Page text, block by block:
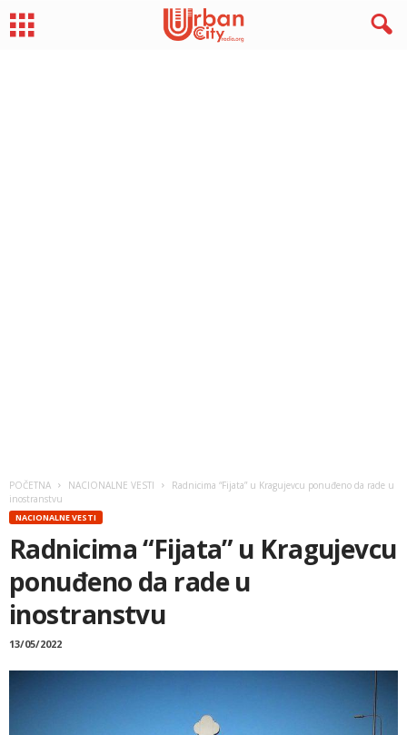
POČETNA NACIONALNE VESTI
Radnicima “Fijata” u Kragujevcu ponuđeno da rade u
inostranstvu
NACIONALNE VESTI
Radnicima “Fijata” u Kragujevcu
ponuđeno da rade u
inostranstvu
13/05/2022